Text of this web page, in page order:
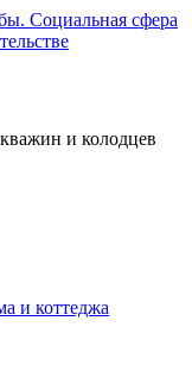
Социальная сфера
и колодцев
и коттеджа